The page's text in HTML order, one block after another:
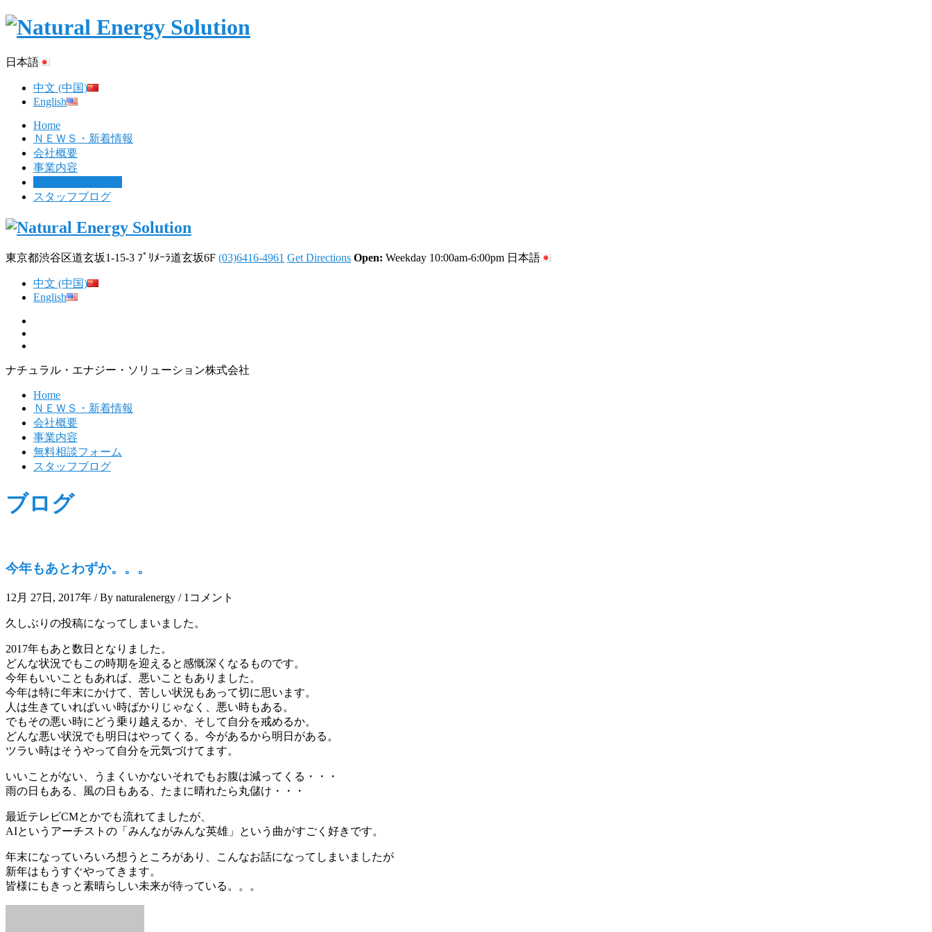
日本語
中文 (中国)
English
Home
ＮＥＷＳ・新着情報
会社概要
事業内容
スタッフブログ
東京都渋谷区道玄坂1-15-3 ﾌﾟﾘﾒｰﾗ道玄坂6F (03)6416-4961 Get Directions Open: Weekday 10:00am-6:00pm 日本語
中文 (中国)
English
ナチュラル・エナジー・ソリューション株式会社
Home
ＮＥＷＳ・新着情報
会社概要
事業内容
無料相談フォーム
スタッフブログ
ブログ
今年もあとわずか。。。
12月 27日, 2017年 / By naturalenergy / 1コメント
久しぶりの投稿になってしまいました。
2017年もあと数日となりました。
どんな状況でもこの時期を迎えると感慨深くなるものです。
今年もいいこともあれば、悪いこともありました。
今年は特に年末にかけて、苦しい状況もあって切に思います。
人は生きていればいい時ばかりじゃなく、悪い時もある。
でもその悪い時にどう乗り越えるか、そして自分を戒めるか。
どんな悪い状況でも明日はやってくる。今があるから明日がある。
ツラい時はそうやって自分を元気づけてます。
いいことがない、うまくいかないそれでもお腹は減ってくる・・・
雨の日もある、風の日もある、たまに晴れたら丸儲け・・・
最近テレビCMとかでも流れてましたが、
AIというアーチストの「みんながみんな英雄」という曲がすごく好きです。
年末になっていろいろ想うところがあり、こんなお話になってしまいましたが
新年はもうすぐやってきます。
皆様にもきっと素晴らしい未来が待っている。。。